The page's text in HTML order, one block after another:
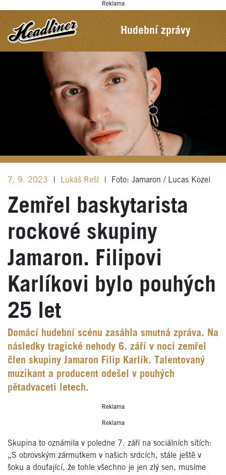
Reklama
Hudební zprávy
7. 9. 2023 Lukáš Rešl Foto: Jamaron / Lucas Kozel
Zemřel baskytarista
rockové skupiny
Jamaron. Filipovi
Karlíkovi bylo pouhých
25 let
Domácí hudební scénu zasáhla smutná zpráva. Na
následky tragické nehody 6. září v noci zemřel
člen skupiny Jamaron Filip Karlík. Talentovaný
muzikant a producent odešel v pouhých
pětadvaceti letech.
Reklama
Reklama
Skupina to oznámila v poledne 7. září na sociálních sítích:
„S obrovským zármutkem v našich srdcích, stále ještě v
šoku a doufající, že tohle všechno je jen zlý sen, musíme